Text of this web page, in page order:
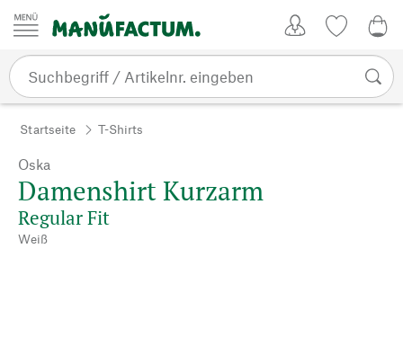
Zum Inhalt springen
Startseite T-Shirts
Oska
Damenshirt Kurzarm
Regular Fit
Weiß